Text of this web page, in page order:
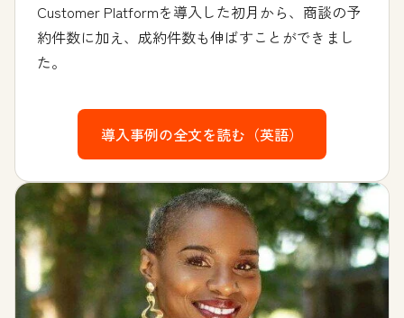
Customer Platformを導入した初月から、商談の予
約件数に加え、成約件数も伸ばすことができまし
た。
導入事例の全文を読む（英語）